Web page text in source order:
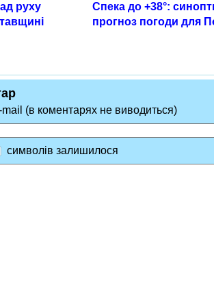
руху
Спека до +38°:
прогноз погоди для
(в коментарях не виводиться)
символів залишилося